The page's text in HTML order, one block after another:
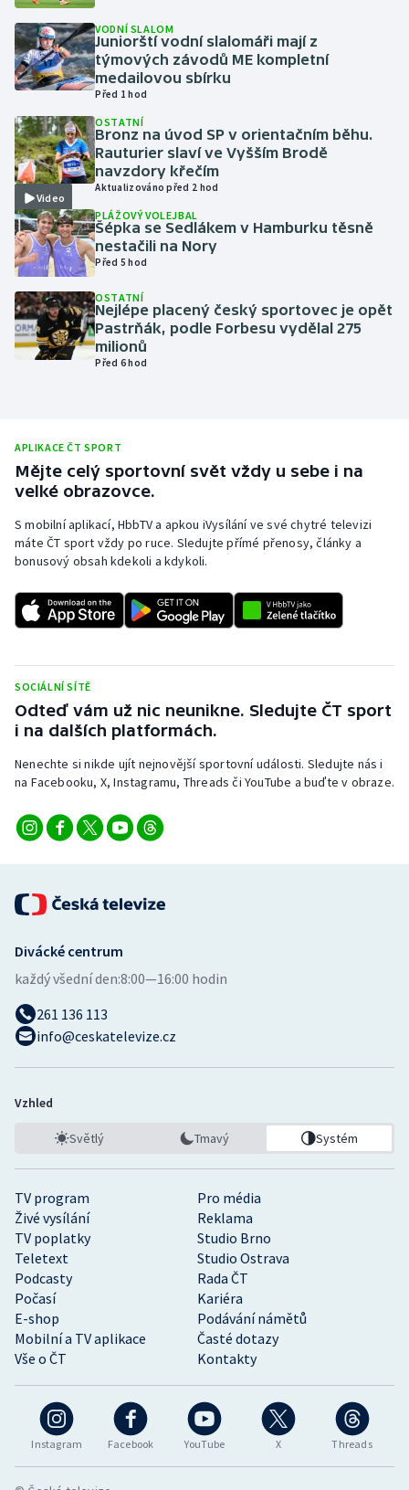
Judo
Krasobruslení
Lezení
Lyže a snowboard
Moderní pětiboj
Motorsport
Olympijské hry
Parasport
Ragby
Rychlostní kanoistika
Short track
Stolní tenis
Triatlon
Veslování
Vodní slalom
Volejbal
Ostatní
VODNÍ SLALOM
Juniorští vodní slalomáři mají z
týmových závodů ME kompletní
medailovou sbírku
Před 1 hod
Video
OSTATNÍ
Bronz na úvod SP v orientačním běhu.
Rauturier slaví ve Vyšším Brodě
navzdory křečím
Aktualizováno před 2 hod
PLÁŽOVÝ VOLEJBAL
Šépka se Sedlákem v Hamburku těsně
nestačili na Nory
Před 5 hod
OSTATNÍ
Nejlépe placený český sportovec je opět
Pastrňák, podle Forbesu vydělal 275
milionů
Před 6 hod
APLIKACE ČT SPORT
Mějte celý sportovní svět vždy u sebe i na
velké obrazovce.
S mobilní aplikací, HbbTV a apkou iVysílání ve své chytré televizi
máte ČT sport vždy po ruce. Sledujte přímé přenosy, články a
bonusový obsah kdekoli a kdykoli.
SOCIÁLNÍ SÍTĚ
Odteď vám už nic neunikne. Sledujte ČT sport
i na dalších platformách.
Nenechte si nikde ujít nejnovější sportovní události. Sledujte nás i
na Facebooku, X, Instagramu, Threads či YouTube a buďte v obraze.
Instagram Facebook YouTube X Threads
TV program
Pro média
Živé vysílání
Reklama
TV poplatky
Studio Brno
Teletext
Studio Ostrava
Podcasty
Rada ČT
Počasí
Kariéra
E-shop
Podávání námětů
Mobilní a TV aplikace
Časté dotazy
Vše o ČT
Kontakty
Divácké centrum
každý všední den:8:00—16:00 hodin
261 136 113
info@ceskatelevize.cz
Vzhled
Světlý Tmavý Systém